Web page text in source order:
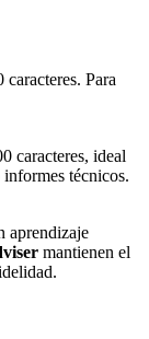
Para
caracteres, ideal
técnicos.
aprendizaje
mantienen el